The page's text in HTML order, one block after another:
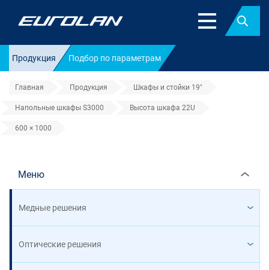
Найти
Продукция Подбор по параметрам
Главная Продукция Шкафы и стойки 19"
Напольные шкафы S3000 Высота шкафа 22U
600 × 1000
600 × 1000
Меню
Медные решения
Оптические решения